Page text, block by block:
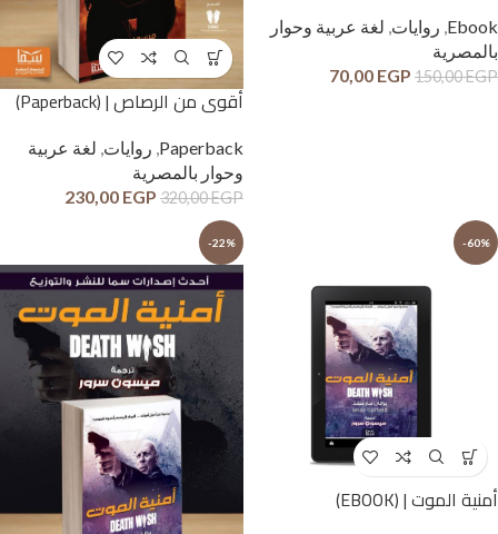
Ebook روايات لغة عربية وحوار
بالمصرية
150,00EGP
70,00 EGP
أقوى من الرصاص | (Paperback)
Paperback
, روايات, لغة عربية
وحوار بالمصرية
320,00EGP
230,00 EGP
-60%
أمنية الموت | (EBOOK)
-22%